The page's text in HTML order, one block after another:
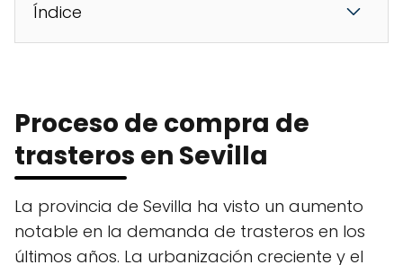
Índice
Proceso de compra de
trasteros en Sevilla
La provincia de Sevilla ha visto un aumento
notable en la demanda de trasteros en los
últimos años. La urbanización creciente y el